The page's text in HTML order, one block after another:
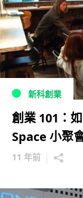
新科創業
創業 101：
Space 小聚
11 年前